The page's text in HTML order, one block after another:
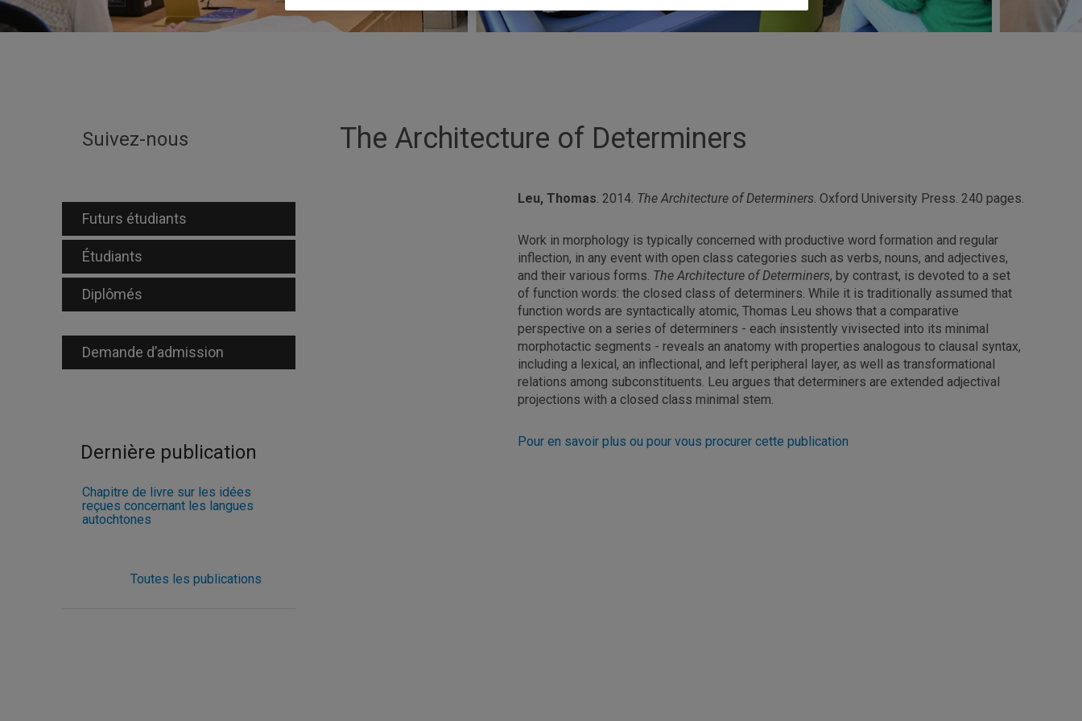
Suivez-nous
Futurs étudiants
Étudiants
Diplômés
Demande d’admission
Dernière publication
Chapitre de livre sur les idées
reçues concernant les langues
autochtones
Toutes les publications
The Architecture of Determiners
Leu, Thomas. 2014. The Architecture of Determiners. Oxford University Press. 240 pages.
Work in morphology is typically concerned with productive word formation and regular
inflection, in any event with open class categories such as verbs, nouns, and adjectives,
and their various forms. The Architecture of Determiners, by contrast, is devoted to a set
of function words: the closed class of determiners. While it is traditionally assumed that
function words are syntactically atomic, Thomas Leu shows that a comparative
perspective on a series of determiners - each insistently vivisected into its minimal
morphotactic segments - reveals an anatomy with properties analogous to clausal syntax,
including a lexical, an inflectional, and left peripheral layer, as well as transformational
relations among subconstituents. Leu argues that determiners are extended adjectival
projections with a closed class minimal stem.
Pour en savoir plus ou pour vous procurer cette publication